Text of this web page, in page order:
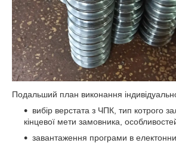
Подальший план виконання
вибір верстата з ЧПК, тип котрого
кінцевої мети замовника,
завантаження програми в